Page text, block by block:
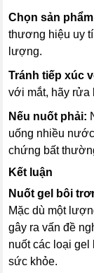
Chọn sản
thương hiệu uy
lượng.
Tránh tiếp xúc
với mắt, hãy rửa
Nếu nuốt phải:
uống nhiều
chứng bất
Kết luận
Nuốt gel bôi
Mặc dù một
gây ra vấn đề
nuốt các loại gel
sức khỏe.